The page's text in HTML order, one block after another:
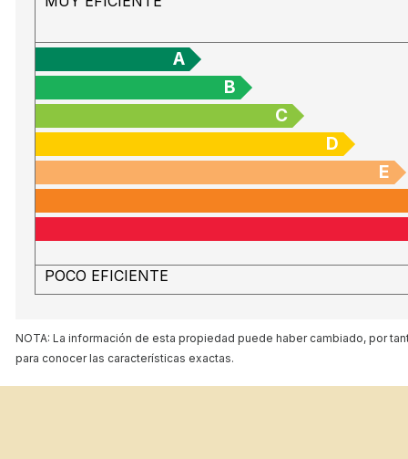
A
B
C
D
E
POCO EFICIENTE
NOTA: La información de esta propiedad puede haber cambiado, por
para conocer las características exactas.